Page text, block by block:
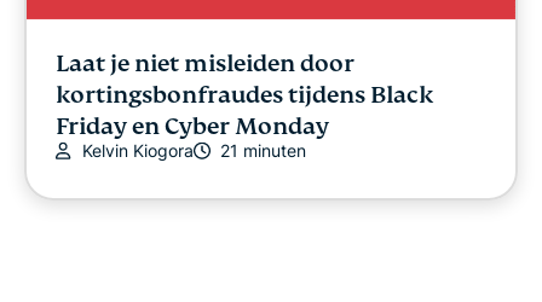
Laat je niet misleiden door
kortingsbonfraudes tijdens Black
Friday en Cyber Monday
Kelvin Kiogora 21 minuten